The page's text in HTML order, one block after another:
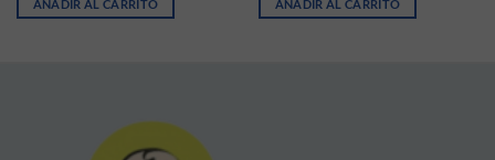
AÑADIR AL CARRITO AÑADIR AL CARRITO